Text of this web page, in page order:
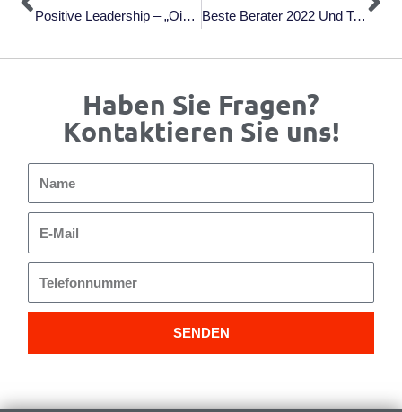
Positive Leadership – „Oignes G´wächs“ Oder „Engagement Und Accomplishment Auf Schwäbisch“ Beste Berater 2022 Und Top Berater 2022!
Haben Sie Fragen?
Kontaktieren Sie uns!
Mail
SENDEN